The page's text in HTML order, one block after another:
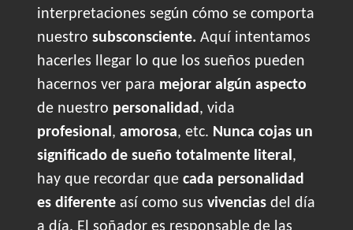
interpretaciones según cómo se comporta
nuestro subsconsciente. Aquí intentamos
hacerles llegar lo que los sueños pueden
hacernos ver para mejorar algún aspecto
de nuestro personalidad, vida
profesional, amorosa, etc. Nunca cojas un
significado de sueño totalmente literal,
hay que recordar que cada personalidad
es diferente así como sus vivencias del día